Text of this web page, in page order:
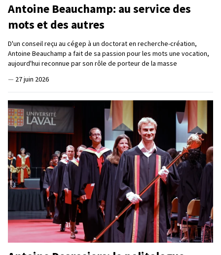
Antoine Beauchamp: au service des
mots et des autres
D'un conseil reçu au cégep à un doctorat en recherche-création,
Antoine Beauchamp a fait de sa passion pour les mots une vocation,
aujourd'hui reconnue par son rôle de porteur de la masse
— 27 juin 2026